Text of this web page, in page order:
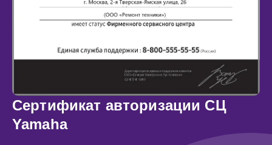
Сертификат авторизации СЦ
Yamaha